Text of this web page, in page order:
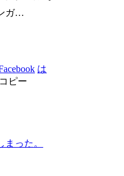
ガ…
は
コピー
った。